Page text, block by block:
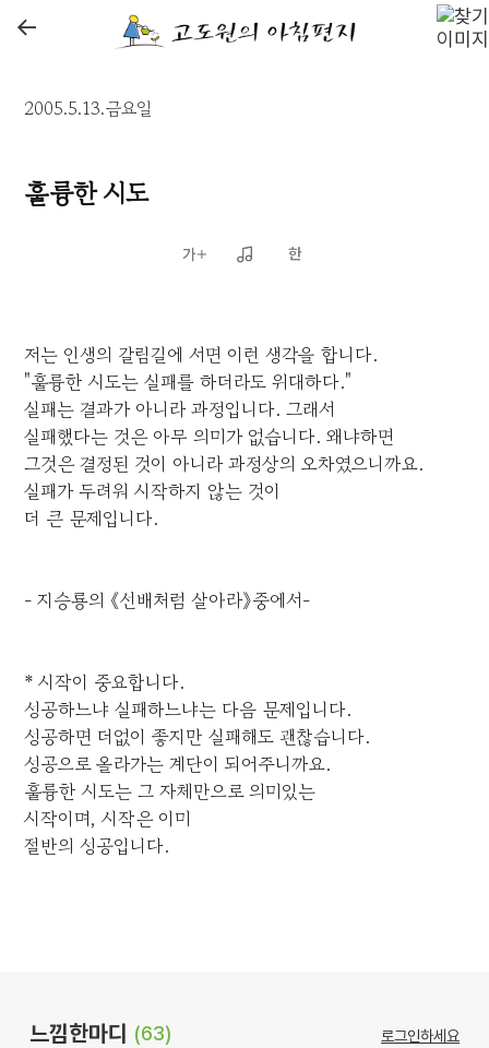
←
2005.5.13.금요일
훌륭한 시도
저는 인생의 갈림길에 서면 이런 생각을 합니다.
"훌륭한 시도는 실패를 하더라도 위대하다."
실패는 결과가 아니라 과정입니다. 그래서
실패했다는 것은 아무 의미가 없습니다. 왜냐하면
그것은 결정된 것이 아니라 과정상의 오차였으니까요.
실패가 두려워 시작하지 않는 것이
더 큰 문제입니다.
- 지승룡의 《선배처럼 살아라》중에서-
* 시작이 중요합니다.
성공하느냐 실패하느냐는 다음 문제입니다.
성공하면 더없이 좋지만 실패해도 괜찮습니다.
성공으로 올라가는 계단이 되어주니까요.
훌륭한 시도는 그 자체만으로 의미있는
시작이며, 시작은 이미
절반의 성공입니다.
느낌한마디 (63) 로그인하세요